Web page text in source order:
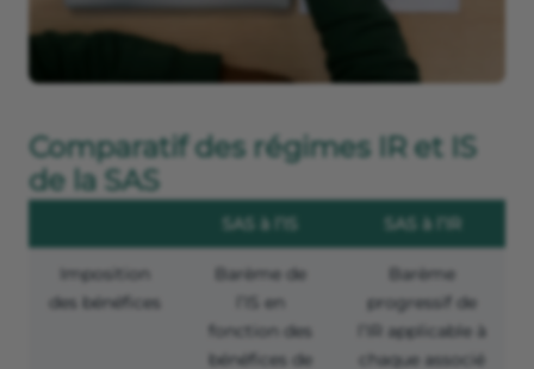
Comparatif des régimes IR et IS
de la SAS
SAS à l’IS SAS à l’IR
Imposition
des bénéfices
Barème de
l’IS en
fonction des
bénéfices de
Barème
progressif de
l’IR applicable à
chaque associé